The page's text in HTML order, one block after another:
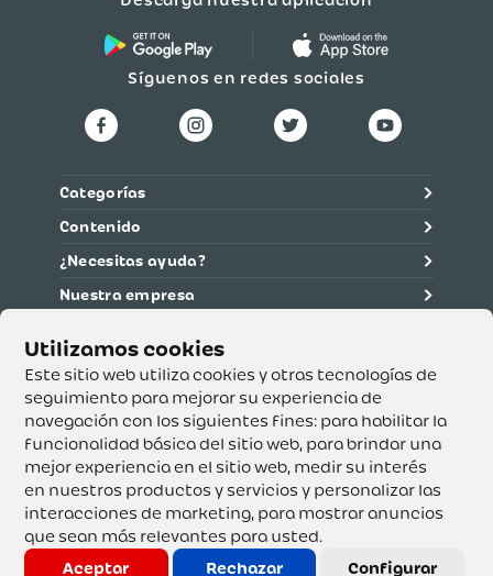
Este sitio web utiliza cookies y otras tecnologías de
seguimiento para mejorar su experiencia de
navegación con los siguientes fines: para habilitar la
funcionalidad básica del sitio web, para brindar una
mejor experiencia en el sitio web, medir su interés
en nuestros productos y servicios y personalizar las
interacciones de marketing, para mostrar anuncios
que sean más relevantes para usted.
Aceptar
Rechazar Configurar
Síguenos en redes sociales
Categorías
Contenido
¿Necesitas ayuda?
Nuestra empresa
Supertiendas y Drogería Olímpica S.A. - Nit 890.107.487 -
Dirección de notificación: Calle 53 No. 46-192 local 3-01
Teléfono: 3232540999 - Correo:
servicioalcliente@olimpica.com.co
Copyright o Actualización 2023 OLÍMPICA S.A. Derechos
Reservados.